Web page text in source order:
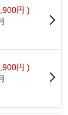
円 )
円 )